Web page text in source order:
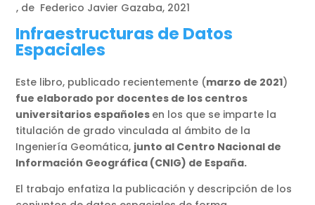
, de Federico Javier Gazaba, 2021
Infraestructuras de Datos
Espaciales
Este libro, publicado recientemente (marzo de 2021)
fue elaborado por docentes de los centros
universitarios españoles en los que se imparte la
titulación de grado vinculada al ámbito de la
Ingeniería Geomática, junto al Centro Nacional de
Información Geográfica (CNIG) de España.
El trabajo enfatiza la publicación y descripción de los